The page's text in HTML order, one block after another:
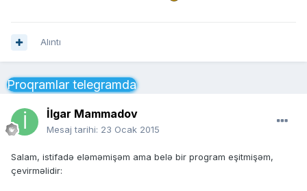
Alıntı
Proqramlar telegramda
İlgar Mammadov
Mesaj tarihi: 23 Ocak 2015
Salam, istifadə eləməmişəm ama belə bir program eşitmişəm,
çevirməlidir: